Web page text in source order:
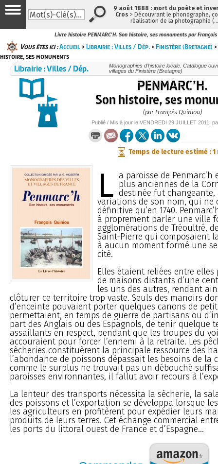
Livre histoire PENMARC'H. Son histoire, ses monuments par
Vous êtes ici :Accueil >Librairie : Villes / Dép. >Finistère (Bretagne)
histoire, ses monuments
Librairie : Villes / Dép.
Monographies d’histoire locale. Catalogue
villages du Finistère (Bretagne)
PENMARC’H.
Son histoire, ses
(par François Quiniou)
Publié / Mis à jour leVENDREDI 29 JUILLET 2011 ,
Temps de lecture estimé : 1
L a paroisse de Penmarc’h
plus anciennes de la
destinée fut changeante,
variations de son nom, qui ne
définitive qu’en 1740.
à proprement parler une ville
agglomérations de Tréoultré,
Saint-Pierre qui composaient
à aucun moment formé une
cité.
Elles étaient reliées entre elles
de maisons distants d’une
les uns des autres, rendant
clôturer ce territoire trop vaste. Seuls des manoirs
d’enceinte pouvaient porter quelques canons de
permettaient, en temps de guerre de partisans ou
part des Anglais ou des Espagnols, de tenir quelque
assaillants en respect, pendant que les troupes du
accouraient pour forcer l’ennemi à la retraite. Les
sècheries constituèrent la principale ressource des
l’abondance de poissons dépassait les besoins de la
comme le surplus ne trouvait pas un débouché
paroisses environnantes, il fallut avoir recours à
La lenteur des transports nécessita la sècherie, la
des poissons et l’exportation se développa lorsque
les agriculteurs en profitèrent pour expédier leurs
produits de leurs terres. Cet échange commercial
les ports du littoral ouest de France et d’Espagne...
9 août 1888 : mort du poète et
Cros > Découvrant le phonographe,
réalisation de la photographie